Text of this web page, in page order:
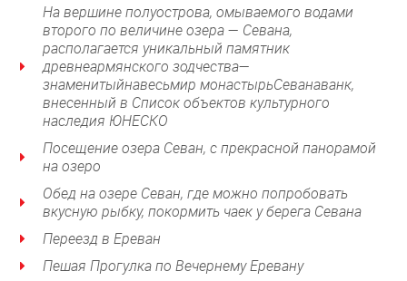
На вершине полуострова, омываемого водами
второго по величине озера — Севана,
располагается уникальный памятник
древнеармянского зодчества—
знаменитыйнавесьмир монастырьСеванаванк,
внесенный в Список объектов культурного
наследия ЮНЕСКО
Посещение озера Севан, с прекрасной панорамой
на озеро
Обед на озере Севан, где можно попробовать
вкусную рыбку, покормить чаек у берега Севана
Переезд в Ереван
Пешая Прогулка по Вечернему Еревану